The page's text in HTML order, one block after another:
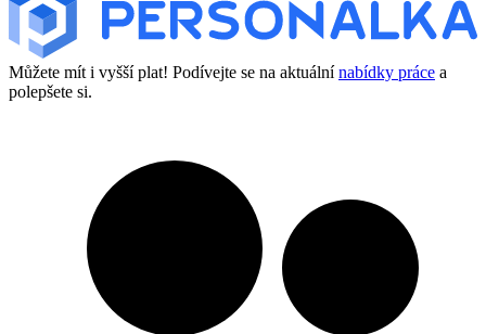
Můžete mít i vyšší plat! Podívejte se na aktuálnínabídky práce a
polepšete si.